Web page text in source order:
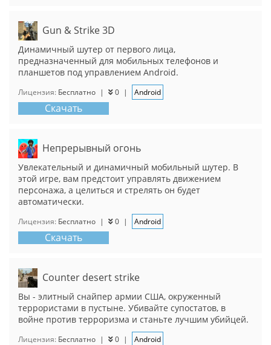
Gun & Strike 3D
Динамичный шутер от первого лица,
предназначенный для мобильных телефонов и
планшетов под управлением Android.
Лицензия: Бесплатно | 0 | Android
Скачать
Непрерывный огонь
Увлекательный и динамичный мобильный шутер. В
этой игре, вам предстоит управлять движением
персонажа, а целиться и стрелять он будет
автоматически.
Лицензия: Бесплатно | 0 | Android
Скачать
Counter desert strike
Вы - элитный снайпер армии США, окруженный
террористами в пустыне. Убивайте супостатов, в
войне против терроризма и станьте лучшим убийцей.
Лицензия: Бесплатно | 0 | Android